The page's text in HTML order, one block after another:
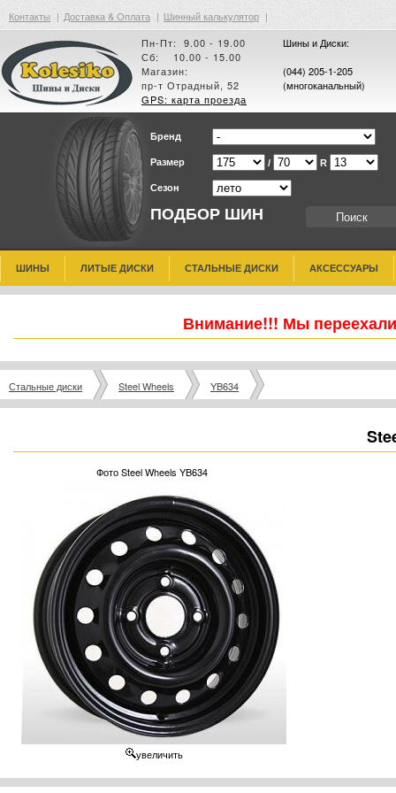
Контакты | Доставка & Оплата | Шинный калькулятор |
Пн-Пт: 9.00 - 19.00
Сб: 10.00 - 15.00
Магазин:
пр-т Отрадный, 52
GPS: карта проезда
Шины и Диски:
(044) 205-1-205
(многоканальный)
ПОДБОР ШИН
Бренд
Размер / R
Сезон
ШИНЫ ЛИТЫЕ ДИСКИ СТАЛЬНЫЕ ДИСКИ АКСЕССУАРЫ
Внимание!!! Мы
Стальные диски Steel Wheels YB634
Фото Steel Wheels YB634
увеличить